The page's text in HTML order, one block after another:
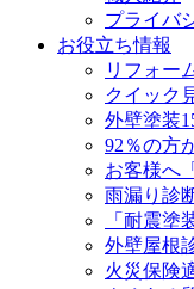
プライバ
お役立ち情報
リフォー
クイック
外壁塗装
92％の方
お客様へ
雨漏り診
「耐震塗
外壁屋根
火災保険